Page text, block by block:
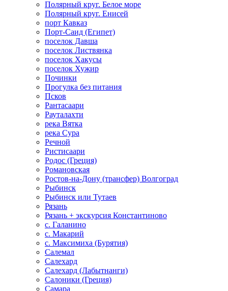
Полярный круг. Белое море
Полярный круг. Енисей
порт Кавказ
Порт-Саид (Египет)
поселок Давша
поселок Листвянка
поселок Хакусы
поселок Хужир
Починки
Прогулка без питания
Псков
Рантасаари
Рауталахти
река Вятка
река Сура
Речной
Ристисаари
Родос (Греция)
Романовская
Ростов-на-Дону (трансфер) Волгоград
Рыбинск
Рыбинск или Тутаев
Рязань
Рязань + экскурсия Константиново
с. Галанино
с. Макарий
с. Максимиха (Бурятия)
Салемал
Салехард
Салехард (Лабытнанги)
Салоники (Греция)
Самара